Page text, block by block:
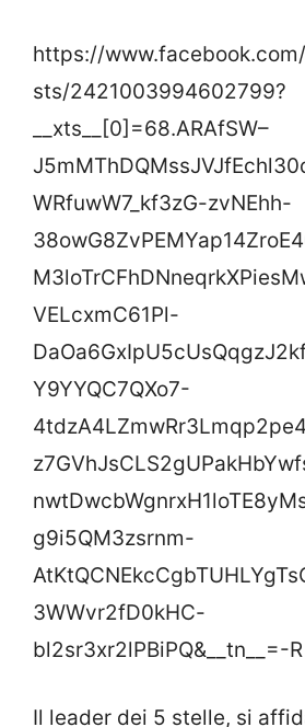
https://
sts/2421003994602799?
__xts__[0]=68.ARAfSW–
WRfuwW7_kf3zG-zvNEhh-
VELcxmC61Pl-
Y9YYQC7QXo7-
g9i5QM3zsrnm-
3WWvr2fD0kHC-
bl2sr3xr2lPBiPQ&__tn__=-R
Il leader dei 5 stelle, si